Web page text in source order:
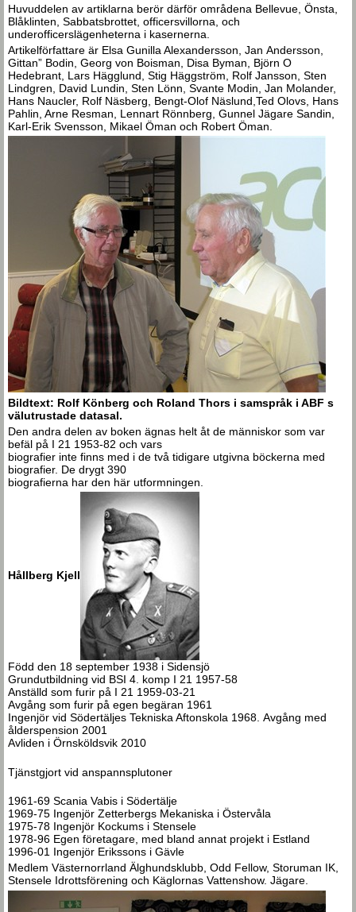
Huvuddelen av artiklarna berör därför områdena Bellevue, Önsta,
Blåklinten, Sabbatsbrottet, officersvillorna, och
underofficerslägenheterna i kasernerna.
Artikelförfattare är Elsa Gunilla Alexandersson, Jan Andersson,
Gittan” Bodin, Georg von Boisman, Disa Byman, Björn O
Hedebrant, Lars Hägglund, Stig Häggström, Rolf Jansson, Sten
Lindgren, David Lundin, Sten Lönn, Svante Modin, Jan Molander,
Hans Naucler, Rolf Näsberg, Bengt-Olof Näslund,Ted Olovs, Hans
Pahlin, Arne Resman, Lennart Rönnberg, Gunnel Jägare Sandin,
Karl-Erik Svensson, Mikael Öman och Robert Öman.
Bildtext: Rolf Könberg och Roland Thors i samspråk i ABF s
välutrustade datasal.
Den andra delen av boken ägnas helt åt de människor som var
befäl på I 21 1953-82 och vars
biografier inte finns med i de två tidigare utgivna böckerna med
biografier. De drygt 390
biografierna har den här utformningen.
Hållberg Kjell
Född den 18 september 1938 i Sidensjö
Grundutbildning vid BSI 4. komp I 21 1957-58
Anställd som furir på I 21 1959-03-21
Avgång som furir på egen begäran 1961
Ingenjör vid Södertäljes Tekniska Aftonskola 1968. Avgång med
ålderspension 2001
Avliden i Örnsköldsvik 2010
Tjänstgjort vid anspannsplutoner
1961-69 Scania Vabis i Södertälje
1969-75 Ingenjör Zetterbergs Mekaniska i Östervåla
1975-78 Ingenjör Kockums i Stensele
1978-96 Egen företagare, med bland annat projekt i Estland
1996-01 Ingenjör Erikssons i Gävle
Medlem Västernorrland Älghundsklubb, Odd Fellow, Storuman IK,
Stensele Idrottsförening och Käglornas Vattenshow. Jägare.